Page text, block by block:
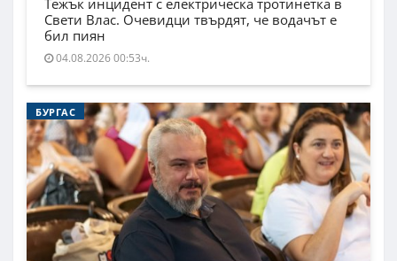
Тежък инцидент с електрическа тротинетка в
Свети Влас. Очевидци твърдят, че водачът е
бил пиян
04.08.2026 00:53ч.
БУРГАС